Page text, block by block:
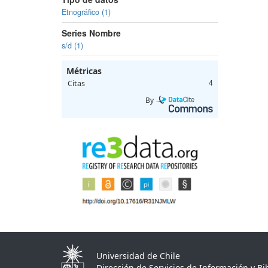
Etnográfico (1)
Series Nombre
s/d (1)
Métricas
Citas 4
By
Universidad de Chile